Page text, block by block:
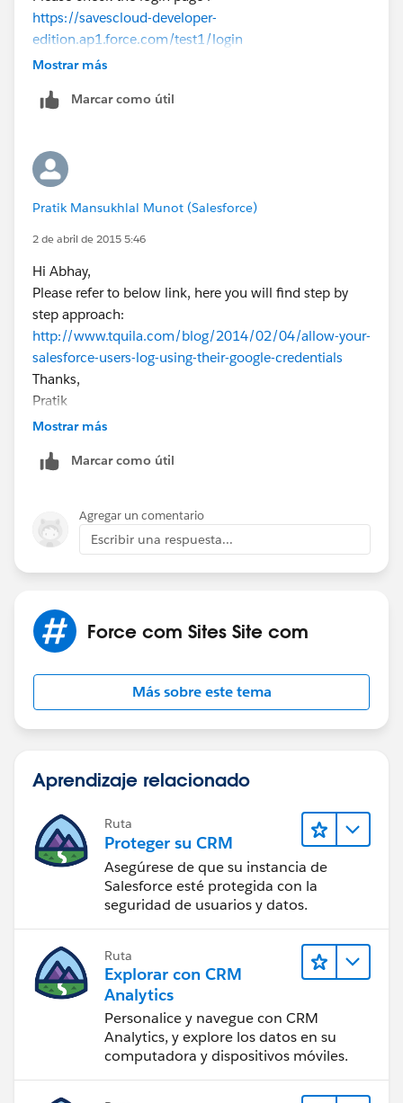
https://savescloud-developer-
edition.ap1.force.com/test1/login
Thanks.
Mostrar más
Marcar como útil
Pratik Mansukhlal Munot (Salesforce)
2 de abril de 2015 5:46
Hi Abhay,
Please refer to below link, here you will find step by
step approach:
http://www.tquila.com/blog/2014/02/04/allow-your-
salesforce-users-log-using-their-google-credentials
Thanks,
Pratik
Mostrar más
Marcar como útil
Agregar un comentario
Escribir una respuesta...
Force com Sites Site com
Más sobre este tema
Aprendizaje relacionado
Ruta
Proteger su CRM
Asegúrese de que su instancia de
Salesforce esté protegida con la
seguridad de usuarios y datos.
Ruta
Explorar con CRM
Analytics
Personalice y navegue con CRM
Analytics, y explore los datos en su
computadora y dispositivos móviles.